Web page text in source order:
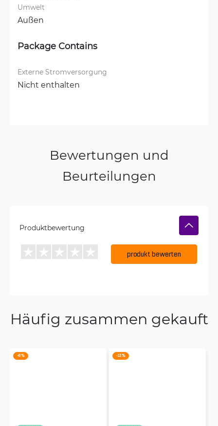
Umwelt
Außen
Package Contains
Externe Stromversorgung
Nicht enthalten
Bewertungen und
Beurteilungen
Produktbewertung
produkt bewerten
Häufig zusammen gekauft
-6 % -12 %